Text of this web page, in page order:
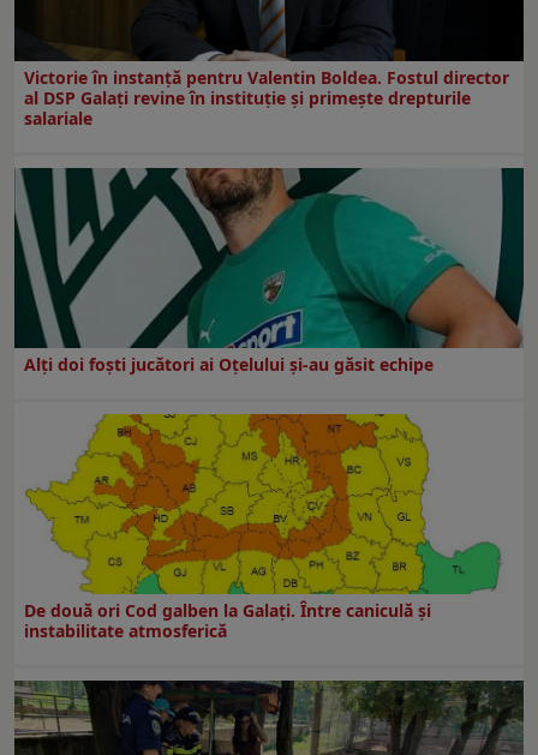
Victorie în instanță pentru Valentin Boldea. Fostul director
al DSP Galați revine în instituție și primește drepturile
salariale
Alți doi foști jucători ai Oțelului și-au găsit echipe
De două ori Cod galben la Galaţi. Între caniculă şi
instabilitate atmosferică